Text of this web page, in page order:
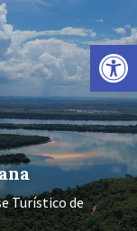
Barra de Ferramentas Aberta
Turístico de